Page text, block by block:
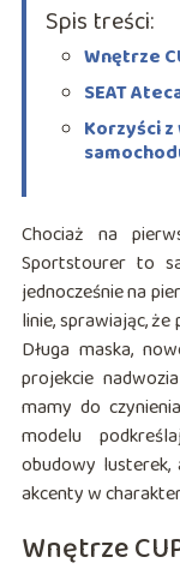
Spis treści:
Wnętrze
SEAT
Korzyści
Chociaż na
Sportstourer to
jednocześnie na
linie, sprawiając,
Długa maska,
projekcie
mamy do
modelu
obudowy
akcenty w
Wnętrze